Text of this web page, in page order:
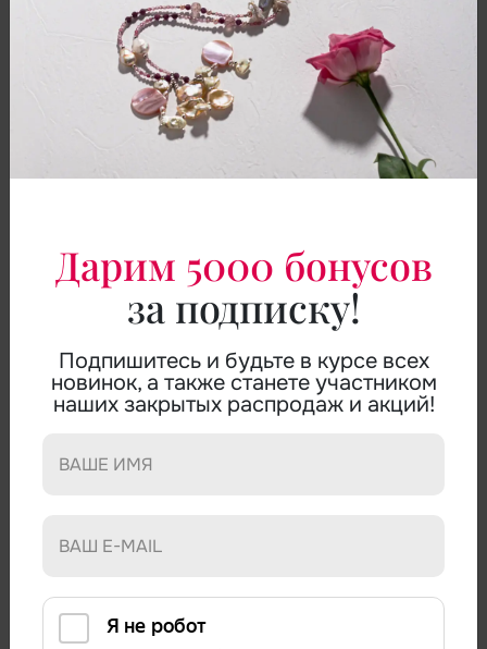
БУСЫ ТАНЗАНИТ, ОПАЛ
БУСЫ:танзанит, желтый опал.
больше, чем на десять лет. Единственное
(отсюда и название). Красивый синий оттенок
танзанита оттеняется крупными бусинами желтого
опала, а лепестки белого опала добавляют мягкие
Дарим 5000 бонусов
за подписку!
Подпишитесь и будьте в курсе всех
новинок, а также станете участником
наших закрытых распродаж и акций!